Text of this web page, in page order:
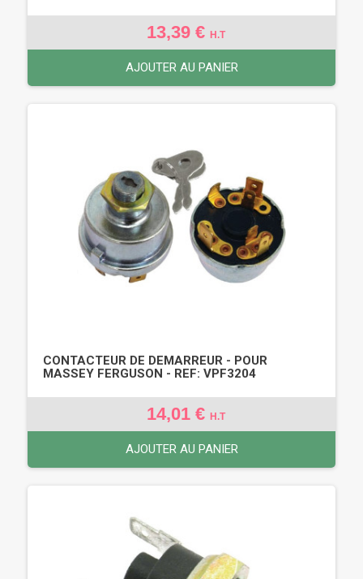
13,39 € H.T
AJOUTER AU PANIER
CONTACTEUR DE DEMARREUR - POUR
MASSEY FERGUSON - REF: VPF3204
14,01 € H.T
AJOUTER AU PANIER